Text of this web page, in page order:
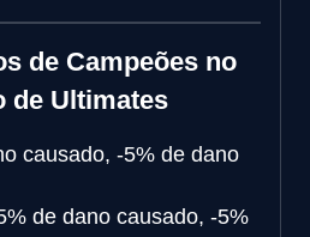
de Campeões no
de Ultimates
causado, -5% de dano
de dano causado, -5%